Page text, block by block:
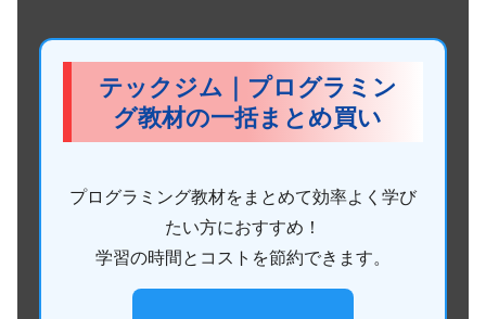
テックジム｜プログラミン
グ教材の一括まとめ買い
プログラミング教材をまとめて効率よく学び
たい方におすすめ！
学習の時間とコストを節約できます。